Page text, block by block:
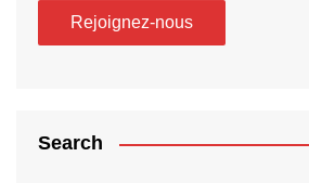
Search